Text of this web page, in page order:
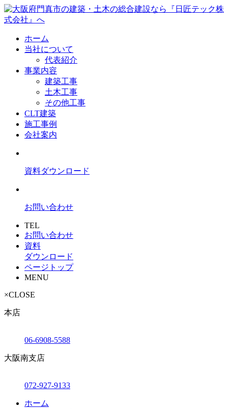
ホーム
当社について
代表紹介
事業内容
建築工事
土木工事
その他工事
CLT建築
施工事例
会社案内
資料ダウンロード
お問い合わせ
TEL
お問い合わせ
資料
ダウンロード
ページトップ
MENU
×CLOSE
本店
06-6908-5588
大阪南支店
072-927-9133
ホーム